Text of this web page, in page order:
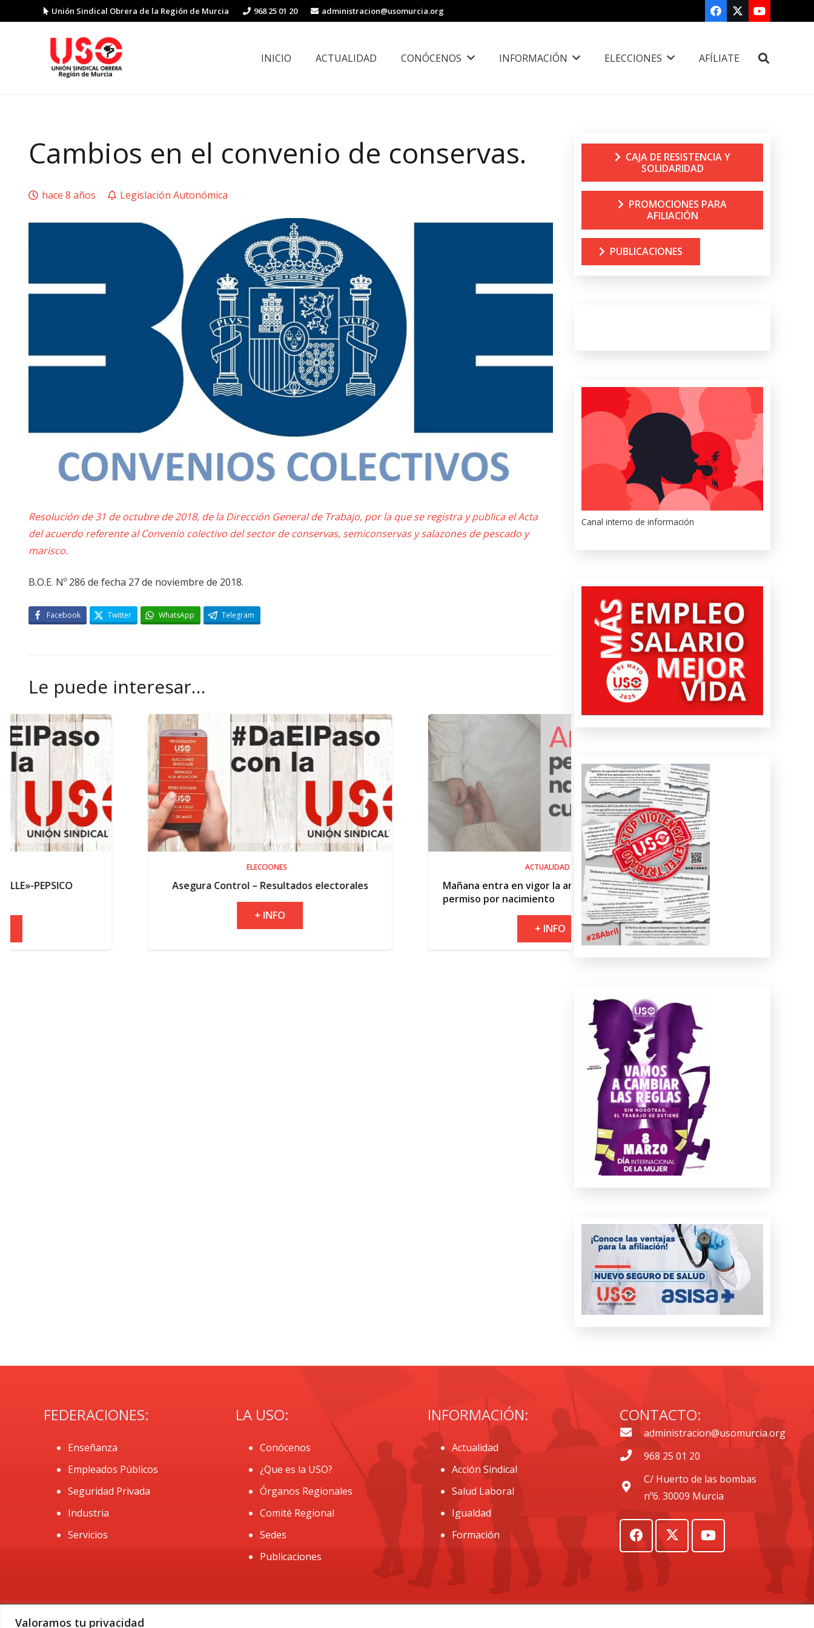
Valoramos tu privacidad
Unión Sindical Obrera de la Región de Murcia 968 25 01 20 administracion@usomurcia.org
INICIO ACTUALIDAD CONÓCENOS INFORMACIÓN ELECCIONES AFÍLIATE
Cambios en el convenio de conservas.
hace 8 años Legislación Autonómica
Resolución de 31 de octubre de 2018, de la Dirección General de Trabajo, por la que se registra y publica el Acta
del acuerdo referente al Convenio colectivo del sector de conservas, semiconservas y salazones de pescado y
marisco.
B.O.E. Nº 286 de fecha 27 de noviembre de 2018.
Facebook Twitter WhatsApp Telegram
Le puede interesar…
Asegura Control – Resultados electorales
Mañana entra en vigor la ampliación del
permiso por nacimiento
Procedimiento práctico ante alerta
roja por calor
CAJA DE RESISTENCIA Y
SOLIDARIDAD
PROMOCIONES PARA
AFILIACIÓN
PUBLICACIONES
Canal interno de información
FEDERACIONES:
Enseñanza
Empleados Públicos
Seguridad Privada
Industria
Servicios
LA USO:
Conócenos
¿Que es la USO?
Órganos Regionales
Comité Regional
Sedes
Publicaciones
INFORMACIÓN:
Actualidad
Acción Sindical
Salud Laboral
Igualdad
Formación
CONTACTO:
administracion@usomurcia.org
968 25 01 20
C/ Huerto de las bombas
nº6. 30009 Murcia